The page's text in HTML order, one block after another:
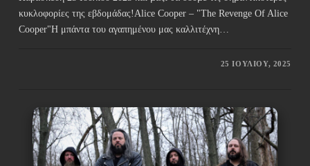
κυκλοφορίες της εβδομάδας!Alice Cooper – "The Revenge Of Alice
Cooper"Η μπάντα του αγαπημένου μας καλλιτέχνη…
25 ΙΟΥΛΊΟΥ, 2025